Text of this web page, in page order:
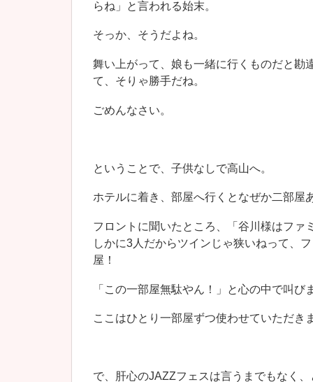
らね」と言われる始末。
そっか、そうだよね。
舞い上がって、娘も一緒に行くものだと勘
て、そりゃ勝手だね。
ごめんなさい。
ということで、子供なしで高山へ。
ホテルに着き、部屋へ行くとなぜか二部屋
フロントに聞いたところ、「谷川様はファ
しかに3人だからツインじゃ狭いねって、
屋！
「この一部屋無駄やん！」と心の中で叫
ここはひとり一部屋ずつ使わせていただき
で、肝心のJAZZフェスは言うまでもなく